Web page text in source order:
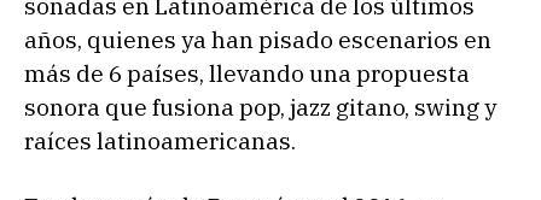
años, quienes ya han pisado escenarios en
más de 6 países, llevando una propuesta
sonora que fusiona pop, jazz gitano, swing y
raíces latinoamericanas.